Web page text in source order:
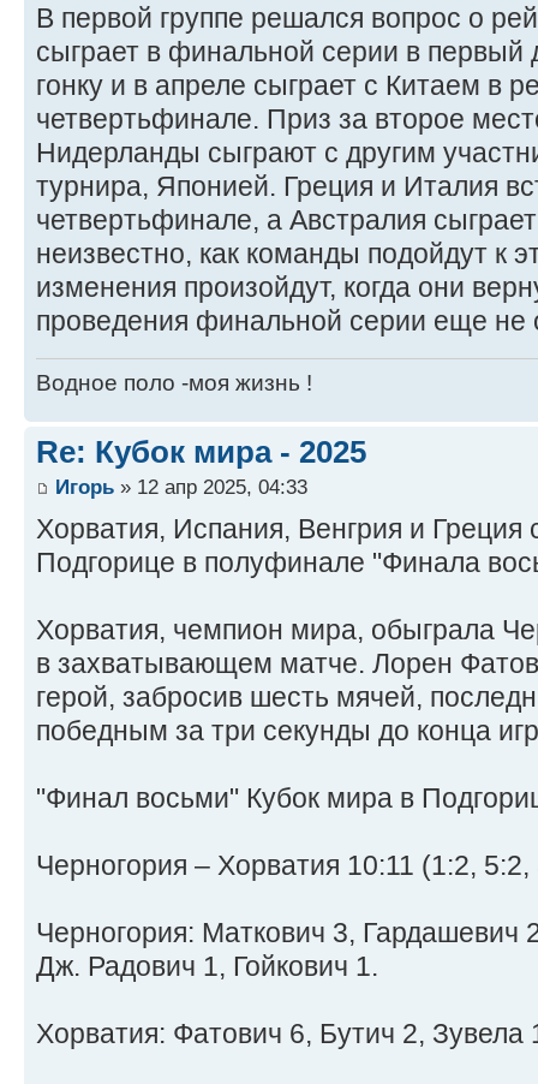
В первой группе решался вопрос о
сыграет в финальной серии в первый
гонку и в апреле сыграет с Китаем в
четвертьфинале. Приз за второе
Нидерланды сыграют с другим
турнира, Японией. Греция и Италия
четвертьфинале, а Австралия
неизвестно, как команды подойдут к
изменения произойдут, когда они
проведения финальной серии еще не
Водное поло -моя жизнь !
Re: Кубок мира - 2025
Игорь » 12 апр 2025, 04:33
Хорватия, Испания, Венгрия и Греция
Подгорице в полуфинале "Финала
Хорватия, чемпион мира, обыграла
в захватывающем матче. Лорен
герой, забросив шесть мячей,
победным за три секунды до конца
"Финал восьми" Кубок мира в
Черногория – Хорватия 10:11 (1:2, 5:2,
Черногория: Маткович 3, Гардашевич
Дж. Радович 1, Гойкович 1.
Хорватия: Фатович 6, Бутич 2, Зувела